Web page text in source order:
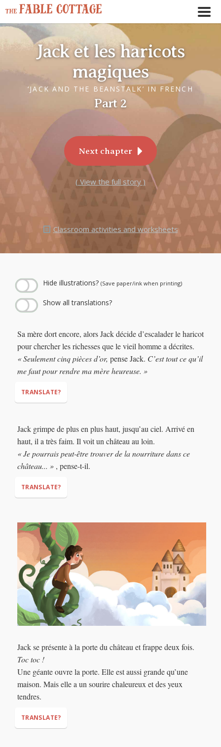
Jack et les haricots
magiques
‘JACK AND THE BEANSTALK’ IN FRENCH
Part 2
Next chapter
( View the full story )
Classroom activities and worksheets
Hide illustrations? (Save paper/ink when printing)
Show all translations?
Sa mère dort encore, alors Jack décide d’escalader le haricot
pour chercher les richesses que le vieil homme a décrites.
« Seulement cinq pièces d’or, pense Jack. C’est tout ce qu’il
me faut pour rendre ma mère heureuse. »
TRANSLATE?
“Just five gold coins,”
“That’s all I need to make
my mother happy.”
Jack grimpe de plus en plus haut, jusqu’au ciel. Arrivé en
haut, il a très faim. Il voit un château au loin.
« Je pourrais peut-être trouver de la nourriture dans ce
château... » , pense-t-il.
TRANSLATE?
“I can maybe find some food in that castle…”
Jack se présente à la porte du château et frappe deux fois.
Toc toc !
Une géante ouvre la porte. Elle est aussi grande qu’une
maison. Mais elle a un sourire chaleureux et des yeux
tendres.
TRANSLATE?